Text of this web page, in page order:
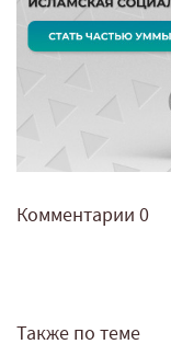
Комментарии 0
Также по теме